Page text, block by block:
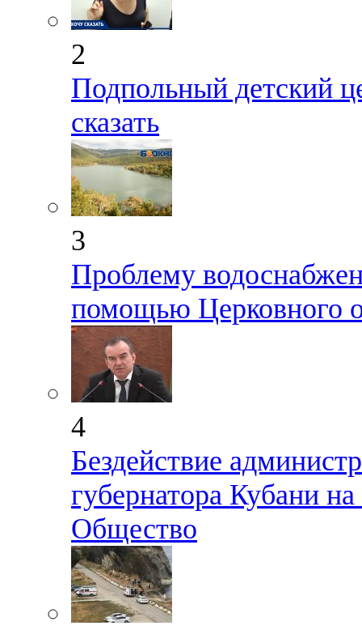
2
Подпольный детский
сказать
3
Проблему
помощью Церковного
4
Бездействие
губернатора Кубани
Общество